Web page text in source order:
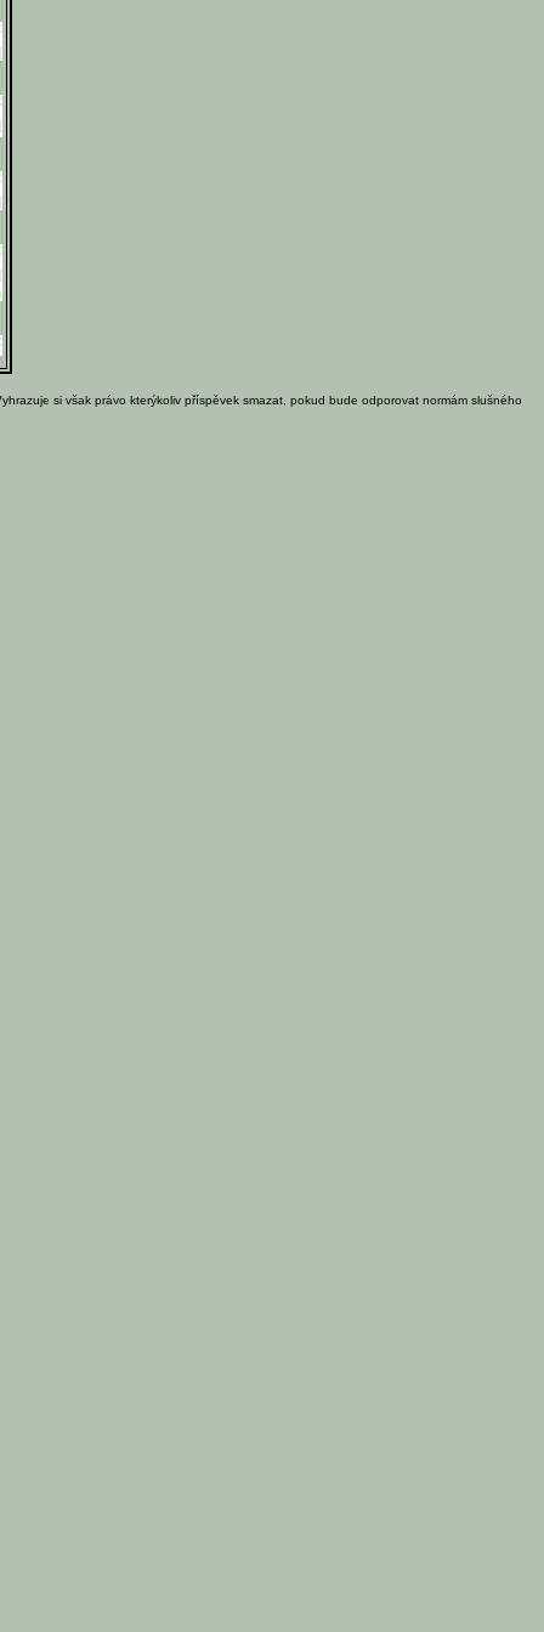
si však právo kterýkoliv příspěvek smazat, pokud bude odporovat normám slušného